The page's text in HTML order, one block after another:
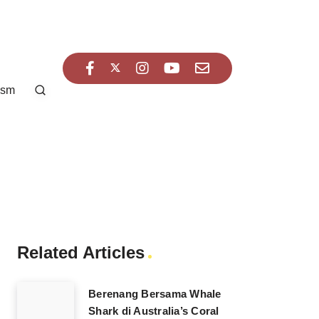
Related Articles
Berenang Bersama Whale
Shark di Australia’s Coral